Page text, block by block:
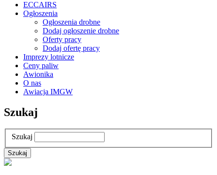
ECCAIRS
Ogłoszenia
Ogłoszenia drobne
Dodaj ogłoszenie drobne
Oferty pracy
Dodaj ofertę pracy
Imprezy lotnicze
Ceny paliw
Awionika
O nas
Awiacja IMGW
Szukaj
Szukaj